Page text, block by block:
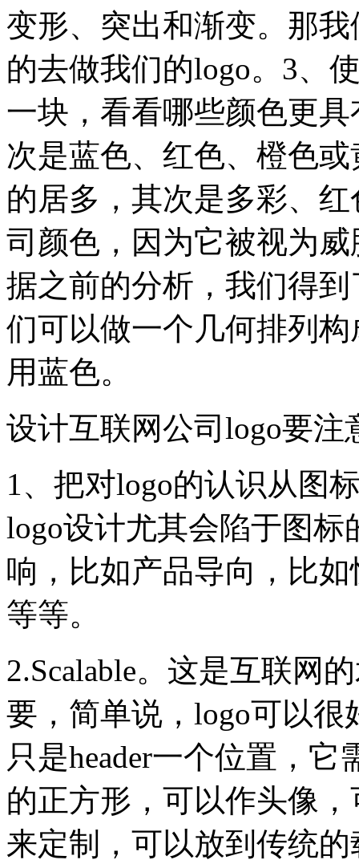
变形、突出和渐变。那
的去做我们的logo。3、
一块，看看哪些颜色更
次是蓝色、红色、橙色
的居多，其次是多彩、
司颜色，因为它被视为
据之前的分析，我们得
们可以做一个几何排列
用蓝色。
设计互联网公司logo要注
1、把对logo的认识从图
logo设计尤其会陷于图
响，比如产品导向，比
等等。
2.Scalable。这是互联网
要，简单说，logo可以
只是header一个位置，
的正方形，可以作头像
来定制，可以放到传统